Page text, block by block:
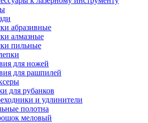
абразивные
алмазные
пильные
для ножей
для рашпилей
для рубанков
и удлинители
полотна
меловый